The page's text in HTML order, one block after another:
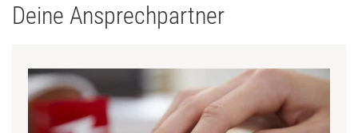
Deine Ansprechpartner